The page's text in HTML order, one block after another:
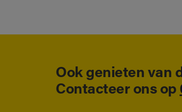
Ook genieten van
Contacteer ons op